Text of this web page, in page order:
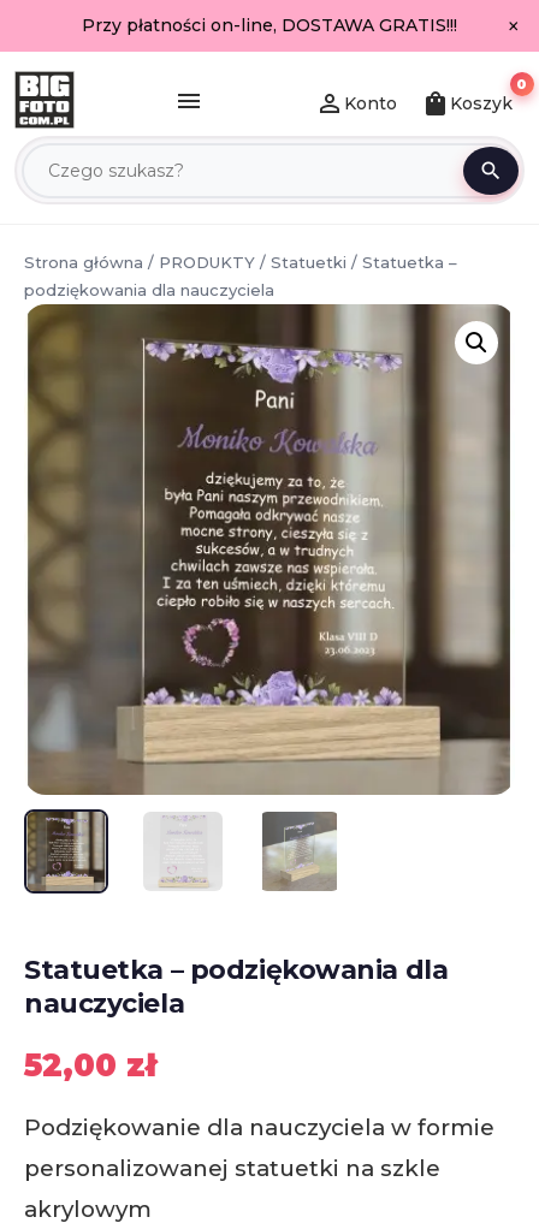
Przy płatności on-line, DOSTAWA GRATIS!!! ×
menu
search
person_outline Konto shopping_bag Koszyk
0
Strona główna / PRODUKTY / Statuetki / Statuetka –
podziękowania dla nauczyciela
Statuetka – podziękowania dla
nauczyciela
52,00 zł
Podziękowanie dla nauczyciela w formie
personalizowanej statuetki na szkle
akrylowym